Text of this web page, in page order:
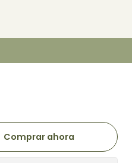
Comprar ahora